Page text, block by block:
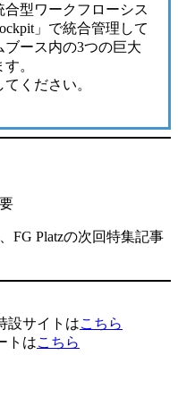
型ワークフローシス
」で統合管理して
ース内の3つの巨大
。
ください。
FG Platzの次回特集記事
設サイトはこちら
トはこちら